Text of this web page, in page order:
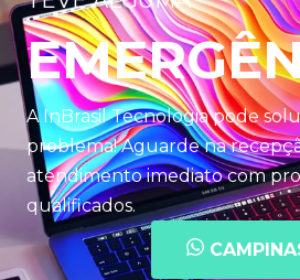
A InBrasil Tecnologia pode
problema! Aguarde na
atendimento imediato com
qualificados.